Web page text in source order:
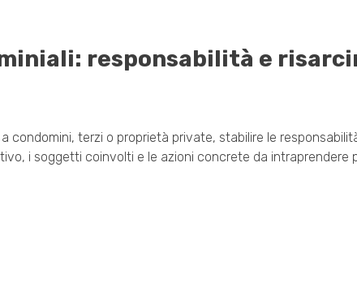
responsabilità e
condomini, terzi o proprietà private, stabilire le
i soggetti coinvolti e le azioni concrete da intraprendere